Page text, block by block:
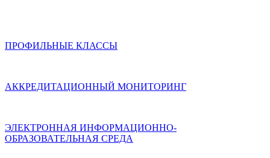
ПРОФИЛЬНЫЕ КЛАССЫ
АККРЕДИТАЦИОННЫЙ МОНИТОРИНГ
ЭЛЕКТРОННАЯ ИНФОРМАЦИОННО-
ОБРАЗОВАТЕЛЬНАЯ СРЕДА